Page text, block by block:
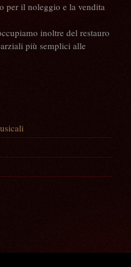
per il noleggio e la vendita
inoltre del restauro
più semplici alle